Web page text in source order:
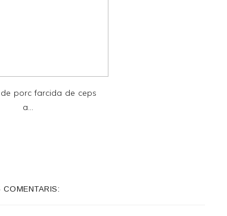
porc farcida de ceps
a...
COMENTARIS: